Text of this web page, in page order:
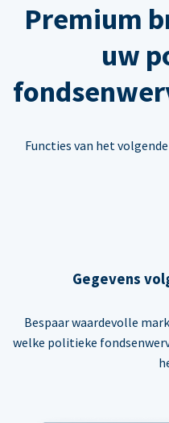
Premium
uw
Functies van het
Gegevens
Bespaar waardevolle
welke politieke